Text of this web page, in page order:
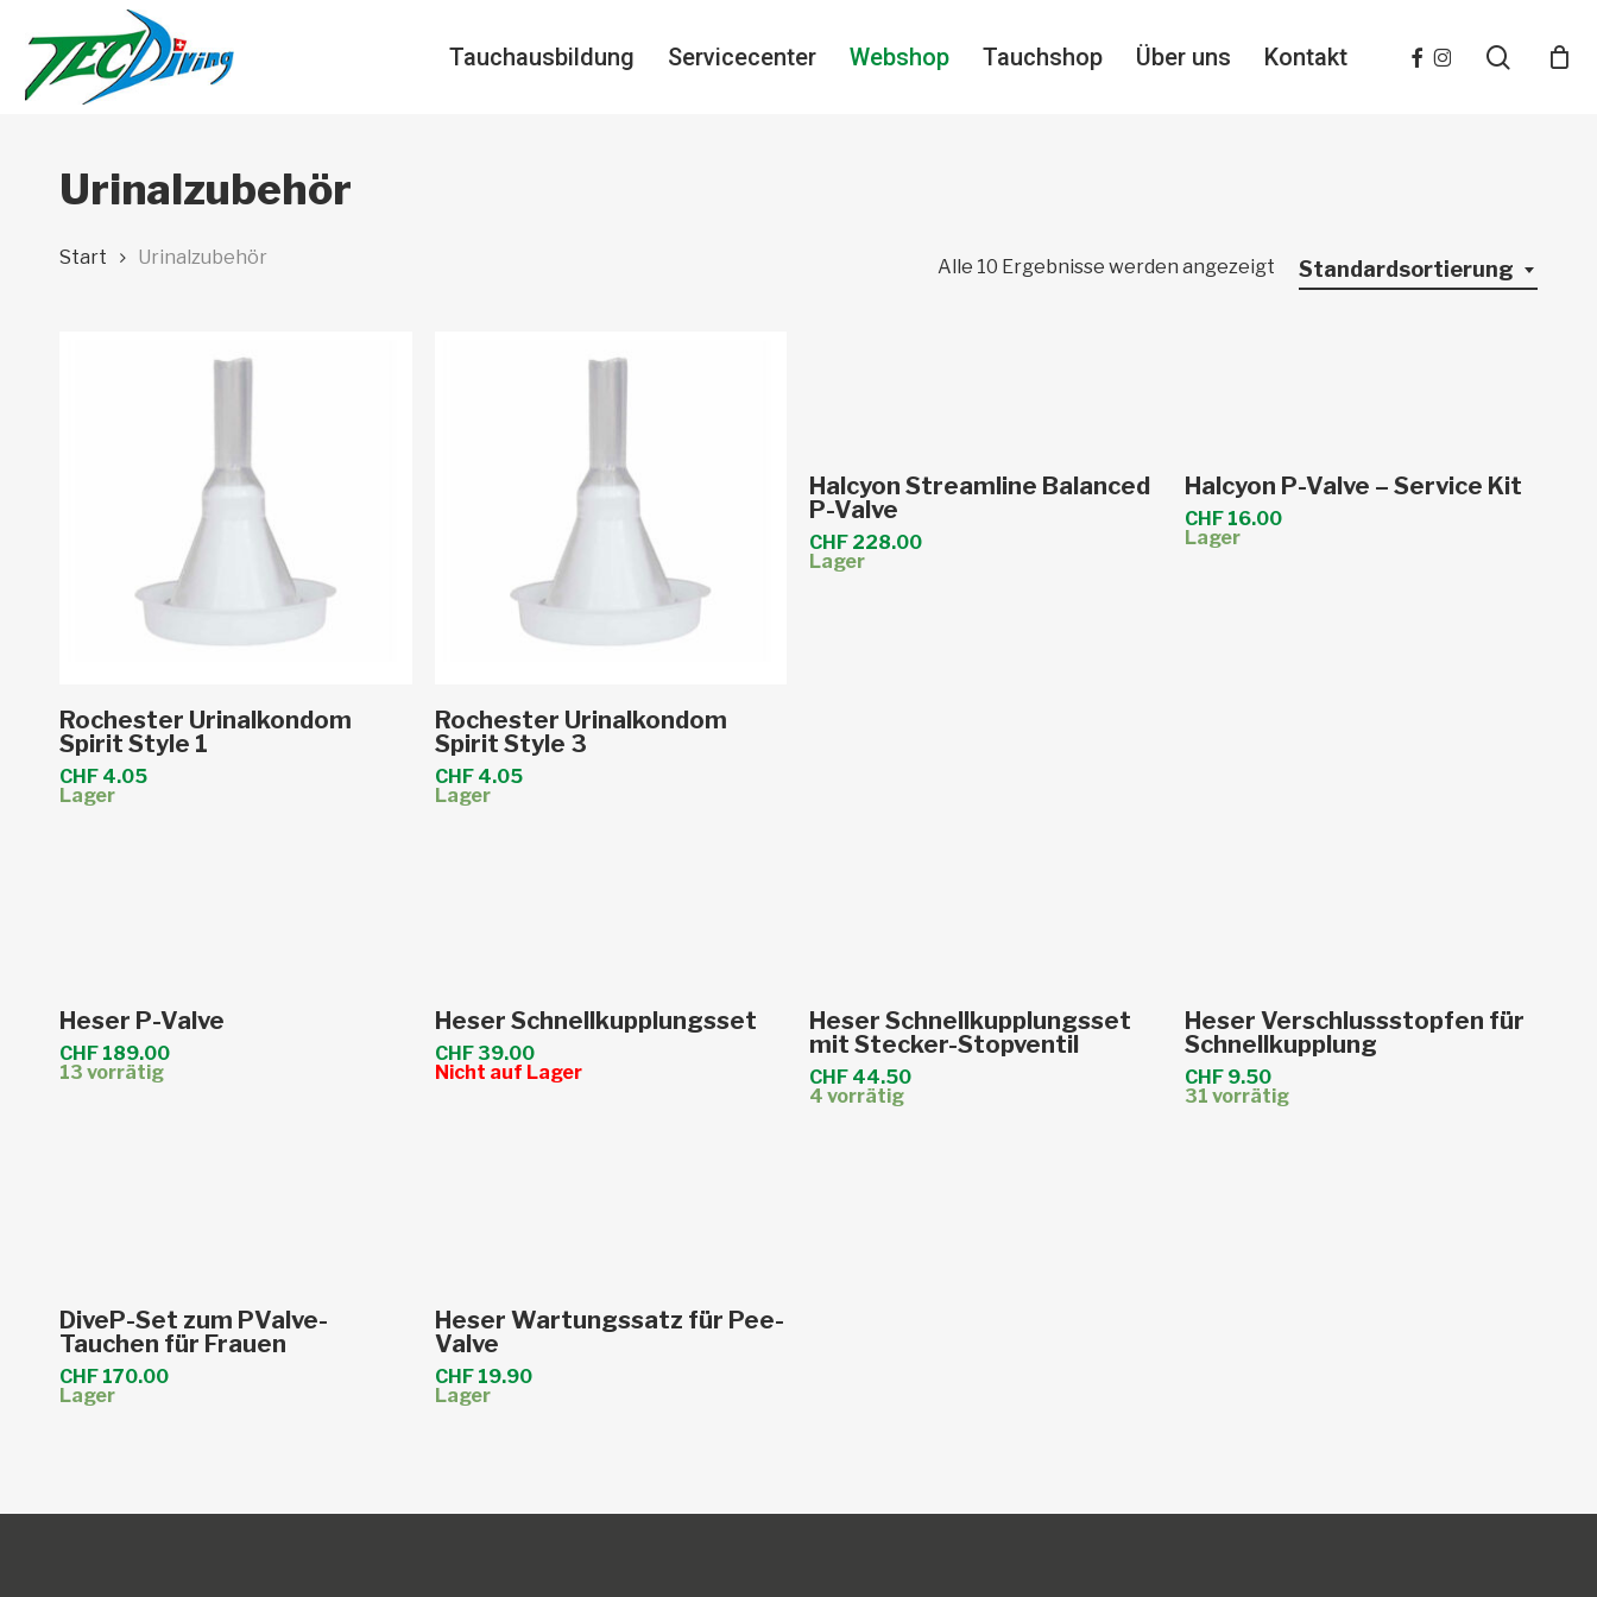
main
Tauchausbildung Servicecenter Webshop Tauchshop Über uns Kontakt facebook
instagramsearch
Urinalzubehör
Standardsortierung
Alle 10 Ergebnisse werden angezeigt
Start Urinalzubehör
Ausführung wählen
Produkt
weist
mehrere
der
Produktseite
Rochester Urinalkondom
Spirit Style 1
CHF 4.05
Lager
Ausführung wählen
Produkt
weist
mehrere
der
Produktseite
Rochester Urinalkondom
Spirit Style 3
CHF4.05
Lager
In den Warenkorb
Halcyon Streamline Balanced
P-Valve
CHF 228.00
Lager
In den Warenkorb
Halcyon P-Valve – Service Kit
CHF16.00
Lager
In den Warenkorb
Heser P-Valve
CHF 189.00
13 vorrätig
Weiterlesen
Heser Schnellkupplungsset
CHF39.00
Nicht auf Lager
In den Warenkorb
Heser Schnellkupplungsset
mit Stecker-Stopventil
CHF 44.50
4 vorrätig
In den Warenkorb
Heser Verschlussstopfen für
Schnellkupplung
CHF9.50
31 vorrätig
In den Warenkorb
DiveP-Set zum PValve-
Tauchen für Frauen
CHF 170.00
Lager
In den Warenkorb
Heser Wartungssatz für Pee-
Valve
CHF19.90
Lager